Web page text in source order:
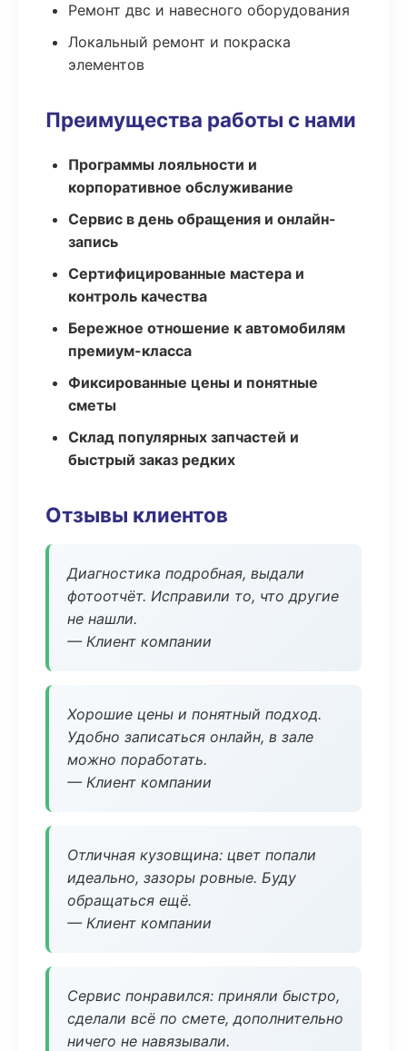
Ремонт двс и навесного оборудования
Локальный ремонт и покраска
элементов
Преимущества работы с нами
Программы лояльности и
корпоративное обслуживание
Сервис в день обращения и онлайн-
запись
Сертифицированные мастера и
контроль качества
Бережное отношение к автомобилям
премиум-класса
Фиксированные цены и понятные
сметы
Склад популярных запчастей и
быстрый заказ редких
Отзывы клиентов
Диагностика подробная, выдали
фотоотчёт. Исправили то, что другие
не нашли.
— Клиент компании
Хорошие цены и понятный подход.
Удобно записаться онлайн, в зале
можно поработать.
— Клиент компании
Отличная кузовщина: цвет попали
идеально, зазоры ровные. Буду
обращаться ещё.
— Клиент компании
Сервис понравился: приняли быстро,
сделали всё по смете, дополнительно
ничего не навязывали.